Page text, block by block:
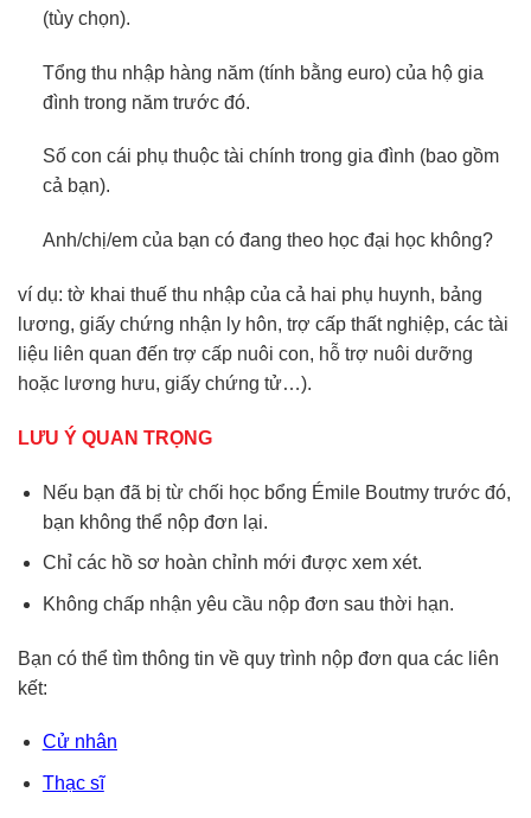
(tùy chọn).
Tổng thu nhập hàng năm (tính bằng euro) của hộ gia
đình trong năm trước đó.
Số con cái phụ thuộc tài chính trong gia đình (bao gồm
cả bạn).
Anh/chị/em của bạn có đang theo học đại học không?
ví dụ: tờ khai thuế thu nhập của cả hai phụ huynh, bảng
lương, giấy chứng nhận ly hôn, trợ cấp thất nghiệp, các tài
liệu liên quan đến trợ cấp nuôi con, hỗ trợ nuôi dưỡng
hoặc lương hưu, giấy chứng tử…).
LƯU Ý QUAN TRỌNG
Nếu bạn đã bị từ chối học bổng Émile Boutmy trước đó,
bạn không thể nộp đơn lại.
Chỉ các hồ sơ hoàn chỉnh mới được xem xét.
Không chấp nhận yêu cầu nộp đơn sau thời hạn.
Bạn có thể tìm thông tin về quy trình nộp đơn qua các liên
kết:
Cử nhân
Thạc sĩ